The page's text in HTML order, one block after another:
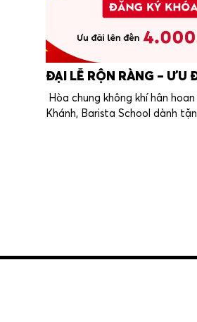
ĐẠI LỄ RỘN RÀNG – ƯU
Hòa chung không khí hân
Khánh, Barista School dành